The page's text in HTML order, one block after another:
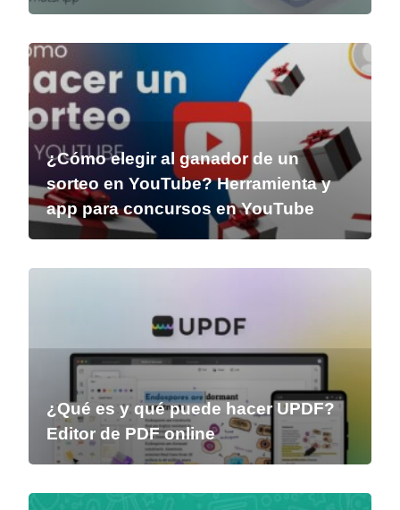
¿Cómo elegir al ganador de un
sorteo en YouTube? Herramienta y
app para concursos en YouTube
¿Qué es y qué puede hacer UPDF?
Editor de PDF online